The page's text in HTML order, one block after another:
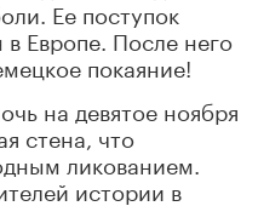
Ее поступок
в Европе. После него
покаяние!
на девятое ноября
стена, что
ликованием.
истории в